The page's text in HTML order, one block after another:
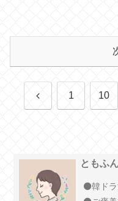
前 1 10
ともふ
⚫️韓ド